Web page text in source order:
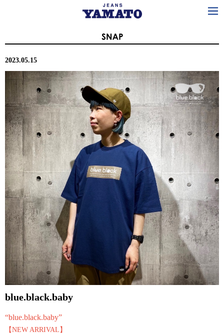
2023.05.15
blue.black.baby
“blue.black.baby”
【NEW ARRIVAL】